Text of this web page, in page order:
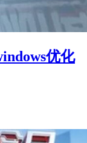
优化